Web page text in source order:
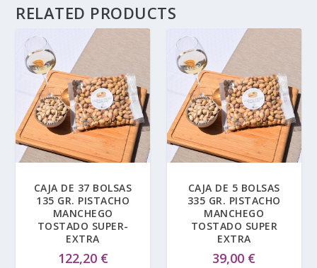
RELATED PRODUCTS
CAJA DE 37 BOLSAS
135 GR. PISTACHO
MANCHEGO
TOSTADO SUPER-
EXTRA
122,20 €
CAJA DE 5 BOLSAS
335 GR. PISTACHO
MANCHEGO
TOSTADO SUPER
EXTRA
39,00 €